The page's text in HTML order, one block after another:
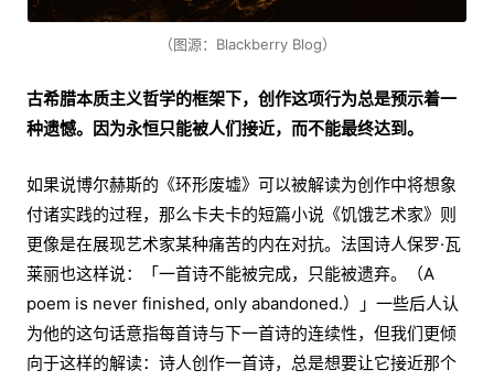
（图源：Blackberry Blog）
古希腊本质主义哲学的框架下，创作这项行为总是预示着一
种遗憾。因为永恒只能被人们接近，而不能最终达到。
如果说博尔赫斯的《环形废墟》可以被解读为创作中将想象
付诸实践的过程，那么卡夫卡的短篇小说《饥饿艺术家》则
更像是在展现艺术家某种痛苦的内在对抗。法国诗人保罗·瓦
莱丽也这样说：「一首诗不能被完成，只能被遗弃。（A
poem is never finished, only abandoned.）」一些后人认
为他的这句话意指每首诗与下一首诗的连续性，但我们更倾
向于这样的解读：诗人创作一首诗，总是想要让它接近那个